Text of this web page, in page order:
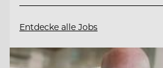
Entdecke alle Jobs